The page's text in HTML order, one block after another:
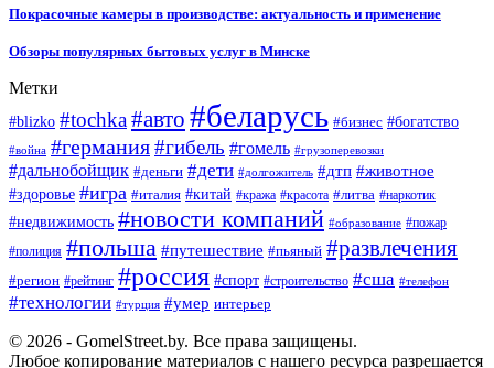
Покрасочные камеры в производстве: актуальность и применение
Обзоры популярных бытовых услуг в Минске
Метки
#blizko #tochka#авто #беларусь #бизнес #богатство
#война #германия#гибель #гомель #грузоперевозки
#дальнобойщик #деньги #дети #долгожитель #дтп #животное
#здоровье #игра #италия #китай #кража #красота #литва #наркотик
#недвижимость #новости компаний #образование #пожар
#полиция #польша #путешествие #пьяный #развлечения
#регион #рейтинг #россия #спорт #строительство #сша #телефон
#технологии #турция #умер интерьер
© 2026 - GomelStreet.by. Все права защищены.
Любое копирование материалов с нашего ресурса разрешается